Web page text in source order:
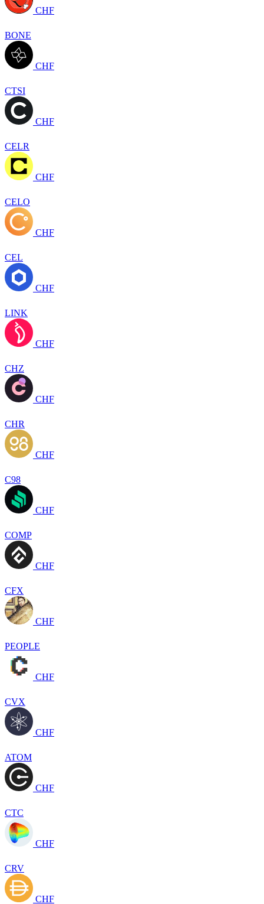
CHF
BONE
CHF
CTSI
CHF
CELR
CHF
CELO
CHF
CEL
CHF
LINK
CHF
CHZ
CHF
CHR
CHF
C98
CHF
COMP
CHF
CFX
CHF
PEOPLE
CHF
CVX
CHF
ATOM
CHF
CTC
CHF
CRV
CHF